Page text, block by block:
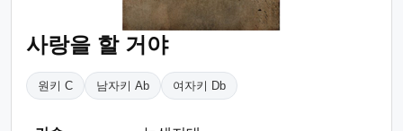
사랑을 할 거야
원키 C 남자키 Ab 여자키 Db